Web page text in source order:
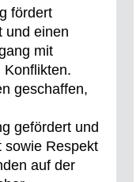
fördert
und einen
mit
Konflikten.
geschaffen,
gefördert und
sowie Respekt
auf der